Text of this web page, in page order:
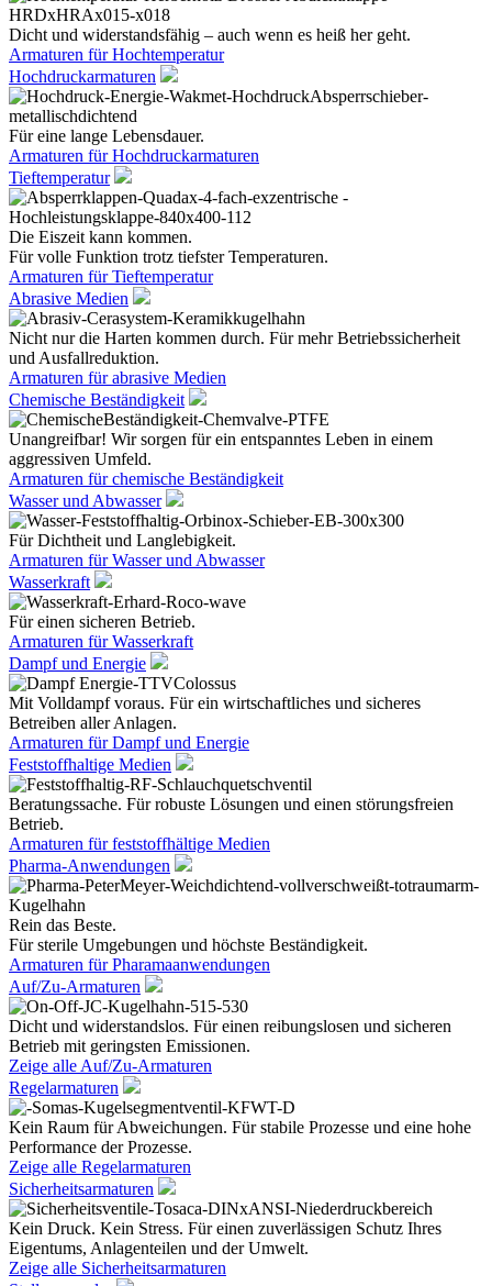
Dicht und widerstandsfähig – auch wenn es heiß her geht.
Armaturen für Hochtemperatur
Hochdruckarmaturen
Für eine lange Lebensdauer.
Armaturen für Hochdruckarmaturen
Tieftemperatur
Die Eiszeit kann kommen.
Für volle Funktion trotz tiefster Temperaturen.
Armaturen für Tieftemperatur
Abrasive Medien
Nicht nur die Harten kommen durch. Für mehr Betriebssicherheit
und Ausfallreduktion.
Armaturen für abrasive Medien
Chemische Beständigkeit
Unangreifbar! Wir sorgen für ein entspanntes Leben in einem
aggressiven Umfeld.
Armaturen für chemische Beständigkeit
Wasser und Abwasser
Für Dichtheit und Langlebigkeit.
Armaturen für Wasser und Abwasser
Wasserkraft
Für einen sicheren Betrieb.
Armaturen für Wasserkraft
Dampf und Energie
Mit Volldampf voraus. Für ein wirtschaftliches und sicheres
Betreiben aller Anlagen.
Armaturen für Dampf und Energie
Feststoffhaltige Medien
Beratungssache. Für robuste Lösungen und einen störungsfreien
Betrieb.
Armaturen für feststoffhältige Medien
Pharma-Anwendungen
Rein das Beste.
Für sterile Umgebungen und höchste Beständigkeit.
Armaturen für Pharamaanwendungen
Auf/Zu-Armaturen
Dicht und widerstandslos. Für einen reibungslosen und sicheren
Betrieb mit geringsten Emissionen.
Zeige alle Auf/Zu-Armaturen
Regelarmaturen
Kein Raum für Abweichungen. Für stabile Prozesse und eine hohe
Performance der Prozesse.
Zeige alle Regelarmaturen
Sicherheitsarmaturen
Kein Druck. Kein Stress. Für einen zuverlässigen Schutz Ihres
Eigentums, Anlagenteilen und der Umwelt.
Zeige alle Sicherheitsarmaturen